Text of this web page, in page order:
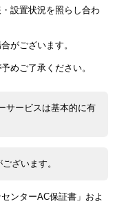
設置状況を照らし合わ
がございます。
めご了承ください。
サービスは基本的に有
ざいます。
ンターAC保証書」およ